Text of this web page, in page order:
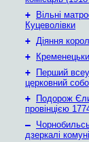
+
Вільні
Куцеволівки
+ Діяння
+
+
Перший
церковний
+
Подорож
провінцією
–
дзеркалі